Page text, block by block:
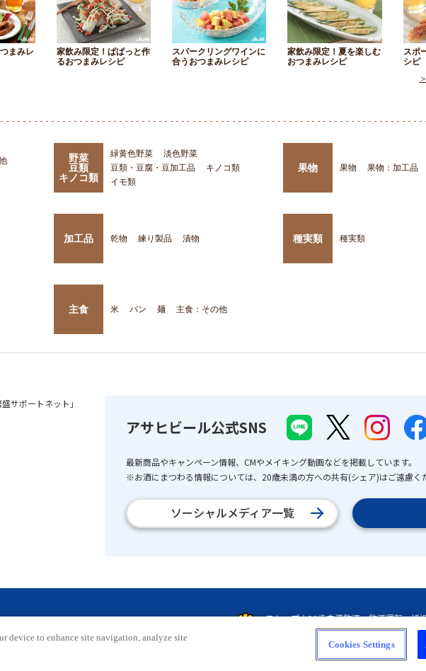
まみレ
家飲み限定！ぱぱっと作
るおつまみレシピ
スパークリングワインに
合うおつまみレシピ
家飲み限定！夏を楽しむ
おつまみレシピ
スポ
シピ
野菜
豆類
キノコ類
緑黄色野菜
淡色野菜
豆類・豆腐・豆加工品
キノコ類
イモ類
果物 果物 果物：加工品
加工品 乾物 練り製品 漬物 種実類 種実類
主食 米 パン 麺 主食：その他
サポートネット」
アサヒビール公式SNS
最新商品やキャンペーン情報、CMやメイキング動画などを掲載しています。
※お酒にまつわる情報については、20歳未満の方への共有(シェア)はご遠慮く
ソーシャルメディア一覧
device to enhance site navigation, analyze site
Cookies Settings